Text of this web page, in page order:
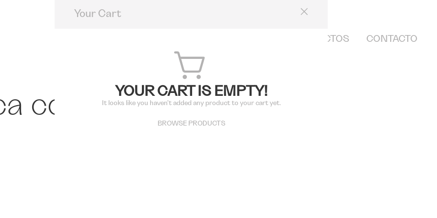
Your Cart
YOUR CART IS EMPTY!
It looks like you haven't added any product to your cart yet.
BROWSE PRODUCTS
PROYECTOS CONTACTO
con alma.